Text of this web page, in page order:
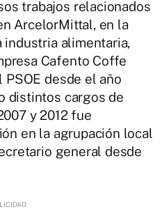
trabajos relacionados
ArcelorMittal, en la
industria alimentaria,
Cafento Coffe
desde el año
distintos cargos de
y 2012 fue
en la agrupación local
general desde